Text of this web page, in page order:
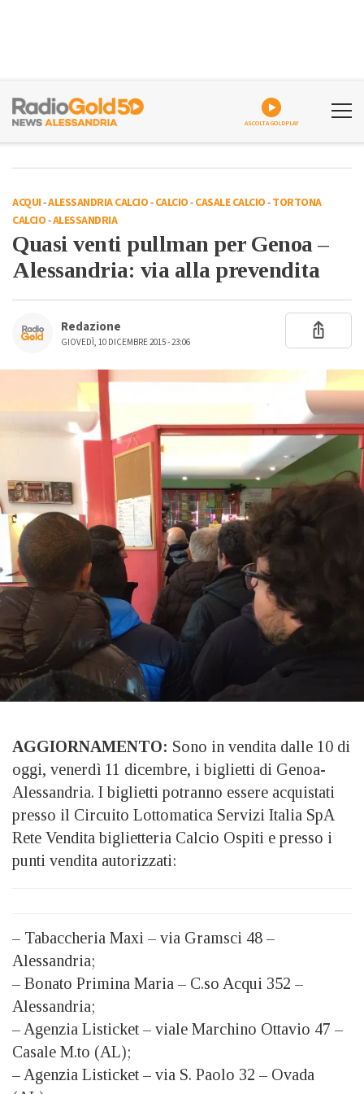
ASCOLTA GOLDPLAY
ACQUI-ALESSANDRIA CALCIO-CALCIO-CASALE CALCIO-TORTONA
CALCIO-ALESSANDRIA
Quasi venti pullman per Genoa –
Alessandria: via alla prevendita
Redazione
GIOVEDÌ, 10 DICEMBRE 2015 - 23:06
AGGIORNAMENTO: Sono in vendita dalle 10 di
oggi, venerdì 11 dicembre, i biglietti di Genoa-
Alessandria. I biglietti potranno essere acquistati
presso il Circuito Lottomatica Servizi Italia SpA
Rete Vendita biglietteria Calcio Ospiti e presso i
punti vendita autorizzati:
– Tabaccheria Maxi – via Gramsci 48 –
Alessandria;
– Bonato Primina Maria – C.so Acqui 352 –
Alessandria;
– Agenzia Listicket – viale Marchino Ottavio 47 –
Casale M.to (AL);
– Agenzia Listicket – via S. Paolo 32 – Ovada